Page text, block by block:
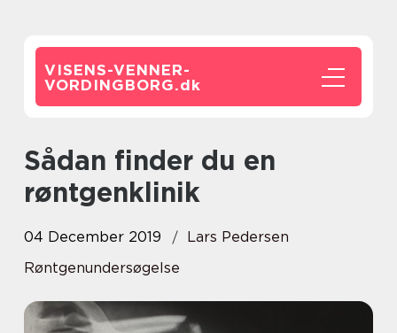
VISENS-VENNER-
VORDINGBORG.dk
Sådan finder du en
røntgenklinik
04 December 2019
Lars Pedersen
Røntgenundersøgelse